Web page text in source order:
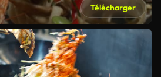
Télécharger